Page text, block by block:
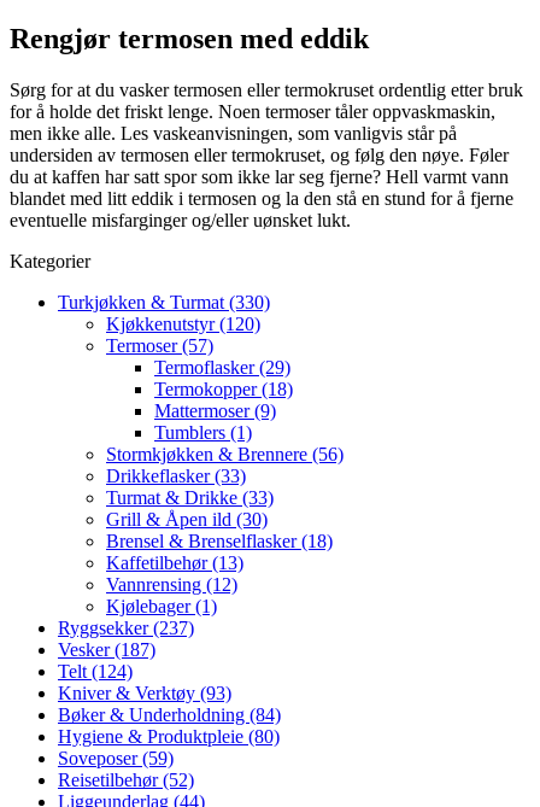
Rengjør termosen med eddik
Sørg for at du vasker termosen eller termokruset ordentlig etter bruk
for å holde det friskt lenge. Noen termoser tåler oppvaskmaskin,
men ikke alle. Les vaskeanvisningen, som vanligvis står på
undersiden av termosen eller termokruset, og følg den nøye. Føler
du at kaffen har satt spor som ikke lar seg fjerne? Hell varmt vann
blandet med litt eddik i termosen og la den stå en stund for å fjerne
eventuelle misfarginger og/eller uønsket lukt.
Kategorier
Turkjøkken & Turmat (330)
Kjøkkenutstyr (120)
Termoser (57)
Termoflasker (29)
Termokopper (18)
Mattermoser (9)
Tumblers (1)
Stormkjøkken & Brennere (56)
Drikkeflasker (33)
Turmat & Drikke (33)
Grill & Åpen ild (30)
Brensel & Brenselflasker (18)
Kaffetilbehør (13)
Vannrensing (12)
Kjølebager (1)
Ryggsekker (237)
Vesker (187)
Telt (124)
Kniver & Verktøy (93)
Bøker & Underholdning (84)
Hygiene & Produktpleie (80)
Soveposer (59)
Reisetilbehør (52)
Liggeunderlag (44)